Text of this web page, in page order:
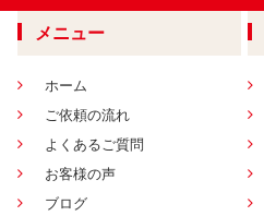
メニュー
ホーム
ご依頼の流れ
よくあるご質問
お客様の声
ブログ